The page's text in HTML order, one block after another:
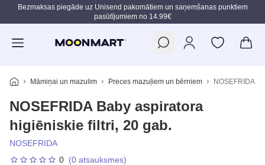
Pāriet uz galveno saturu
Bezmaksas piegāde uz Unisend pakomātiem un saņemšanas punktiem
pasūtījumiem no 14.99€
Māmiņai un mazulim Preces mazuļiem un bērniem NOSEFRIDA
NOSEFRIDA Baby aspiratora
higiēniskie filtri, 20 gab.
NOSEFRIDA
0 (0 atsauksmes)